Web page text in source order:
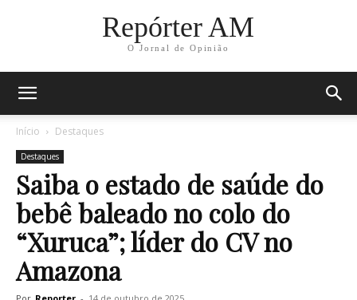
Repórter AM
O Jornal de Opinião
Início Destaques
Destaques
Saiba o estado de saúde do
bebê baleado no colo do
“Xuruca”; líder do CV no
Amazona